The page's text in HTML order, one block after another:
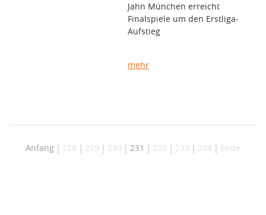
Jahn München erreicht
Finalspiele um den Erstliga-
Aufstieg
mehr
Anfang 228 229 230 231 232 233 234 Ende